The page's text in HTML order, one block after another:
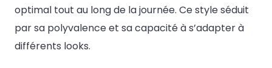
optimal tout au long de la journée. Ce style séduit
par sa polyvalence et sa capacité à s’adapter à
différents looks.